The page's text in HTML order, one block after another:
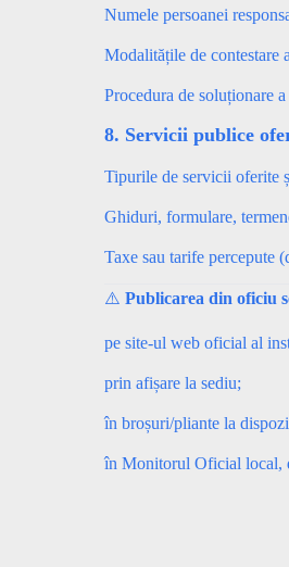
Numele persoanei
Modalitățile de
Procedura de soluționare
8. Servicii publice
Tipurile de servicii oferite
Ghiduri, formulare,
Taxe sau tarife percepute
⚠️ Publicarea din oficiu
pe site-ul web oficial al
prin afișare la sediu;
în broșuri/pliante la
în Monitorul Oficial local,